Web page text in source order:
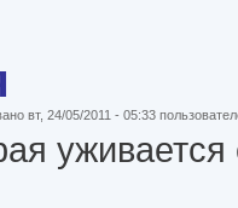
вт, 24/05/2011 - 05:33
уживается